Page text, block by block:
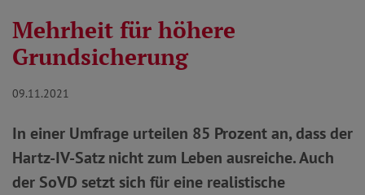
Mehrheit für höhere
Grundsicherung
09.11.2021
In einer Umfrage urteilen 85 Prozent an, dass der
Hartz-IV-Satz nicht zum Leben ausreiche. Auch
der SoVD setzt sich für eine realistische